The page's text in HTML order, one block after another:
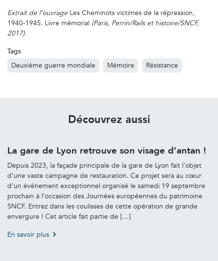
Extrait de l’ouvrage Les Cheminots victimes de la répression,
1940-1945. Livre mémorial (Paris, Perrin/Rails et histoire/SNCF,
2017).
Tags
Deuxième guerre mondiale
Mémoire Résistance
Découvrez aussi
La gare de Lyon retrouve son visage d’antan !
Depuis 2023, la façade principale de la gare de Lyon fait l’objet
d’une vaste campagne de restauration. Ce projet sera au cœur
d’un événement exceptionnel organisé le samedi 19 septembre
prochain à l’occasion des Journées européennes du patrimoine
SNCF. Entrez dans les coulisses de cette opération de grande
envergure ! Cet article fait partie de […]
En savoir plus